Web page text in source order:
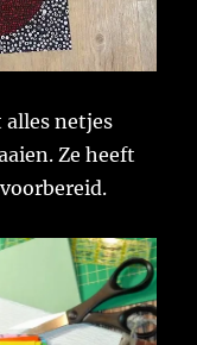
alles netjes
Ze heeft